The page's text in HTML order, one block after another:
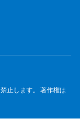
止します。 著作権は